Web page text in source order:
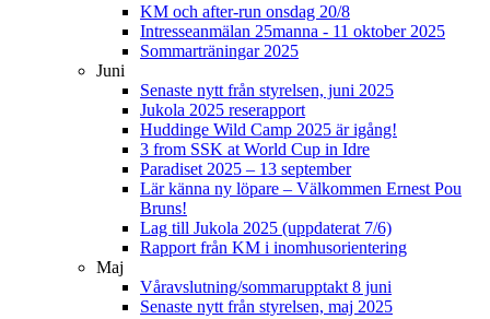
KM och after-run onsdag 20/8
Intresseanmälan 25manna - 11 oktober 2025
Sommarträningar 2025
Juni
Senaste nytt från styrelsen, juni 2025
Jukola 2025 reserapport
Huddinge Wild Camp 2025 är igång!
3 from SSK at World Cup in Idre
Paradiset 2025 – 13 september
Lär känna ny löpare – Välkommen Ernest Pou
Bruns!
Lag till Jukola 2025 (uppdaterat 7/6)
Rapport från KM i inomhusorientering
Maj
Våravslutning/sommarupptakt 8 juni
Senaste nytt från styrelsen, maj 2025